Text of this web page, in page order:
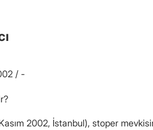
/ -
2002, İstanbul), stoper